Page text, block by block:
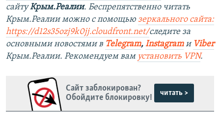
сайтуКрым.Реалии. Беспрепятственно читать
Крым.Реалии можно с помощью зеркального сайта:
https://d12s35ozj9k0jj.cloudfront.net/следите за
основными новостями в Telegram, Instagram и Viber
Крым.Реалии. Рекомендуем вам установить VPN.
Сайт заблокирован?
Обойдите блокировку!
читать >